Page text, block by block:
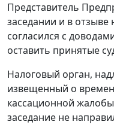
Представитель
заседании и в
согласился с
оставить принятые
Налоговый орган,
извещенный о
кассационной
заседание не